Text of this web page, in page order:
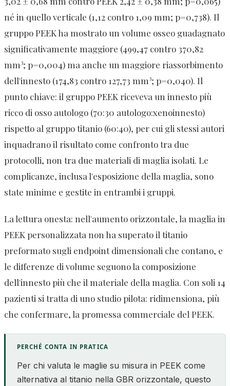
né in quello verticale (1,12 contro 1,09 mm; p=0,738). Il
gruppo PEEK ha mostrato un volume osseo guadagnato
significativamente maggiore (499,47 contro 370,82
mm³; p=0,004) ma anche un maggiore riassorbimento
dell'innesto (174,83 contro 127,73 mm³; p=0,040). Il
punto chiave: il gruppo PEEK riceveva un innesto più
ricco di osso autologo (70:30 autologo:xenoinnesto)
rispetto al gruppo titanio (60:40), per cui gli stessi autori
inquadrano il risultato come confronto tra due
protocolli, non tra due materiali di maglia isolati. Le
complicanze, inclusa l'esposizione della maglia, sono
state minime e gestite in entrambi i gruppi.
La lettura onesta: nell'aumento orizzontale, la maglia in
PEEK personalizzata non ha superato il titanio
preformato sugli endpoint dimensionali che contano, e
le differenze di volume seguono la composizione
dell'innesto più che il materiale della maglia. Con soli 14
pazienti si tratta di uno studio pilota: ridimensiona, più
che confermare, la promessa commerciale del PEEK.
PERCHÉ CONTA IN PRATICA
Per chi valuta le maglie su misura in PEEK come
alternativa al titanio nella GBR orizzontale, questo